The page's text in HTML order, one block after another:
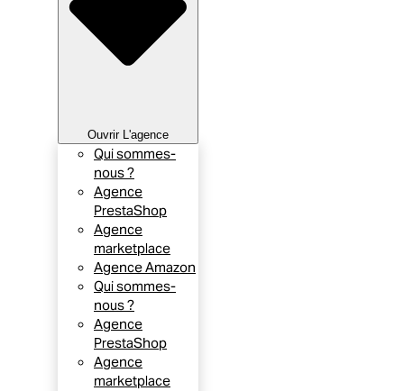
Ouvrir L'agence
Qui sommes-
nous ?
Agence
PrestaShop
Agence
marketplace
Agence Amazon
Qui sommes-
nous ?
Agence
PrestaShop
Agence
marketplace